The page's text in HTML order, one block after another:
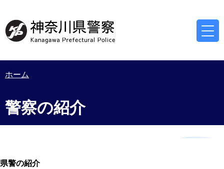
ホーム
警察の紹介
県警の紹介